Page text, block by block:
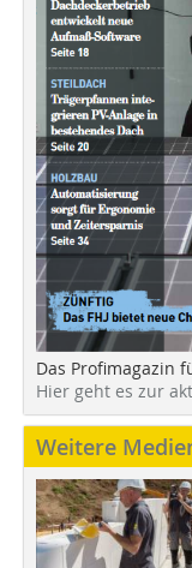
Das Profimagazin
Hier geht es zur
Weitere